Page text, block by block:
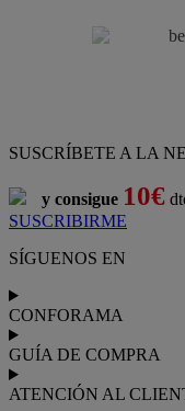
SUSCRÍBETE A LA
y consigue 10€
SUSCRIBIRME
SÍGUENOS EN
CONFORAMA
GUÍA DE COMPRA
ATENCIÓN AL